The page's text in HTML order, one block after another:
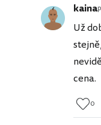
kaina
Už
cena.
0